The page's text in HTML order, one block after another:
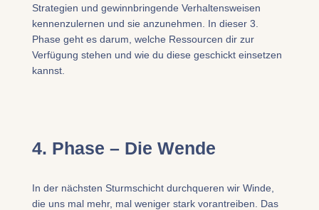
Strategien und gewinnbringende Verhaltensweisen
kennenzulernen und sie anzunehmen. In dieser 3.
Phase geht es darum, welche Ressourcen dir zur
Verfügung stehen und wie du diese geschickt einsetzen
kannst.​
4. Phase – Die Wende
​In der nächsten Sturmschicht durchqueren wir Winde,
die uns mal mehr, mal weniger stark vorantreiben. Das